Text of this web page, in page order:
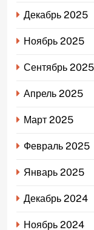
Декабрь 2025
Ноябрь 2025
Сентябрь 2025
Апрель 2025
Март 2025
Февраль 2025
Январь 2025
Декабрь 2024
Ноябрь 2024